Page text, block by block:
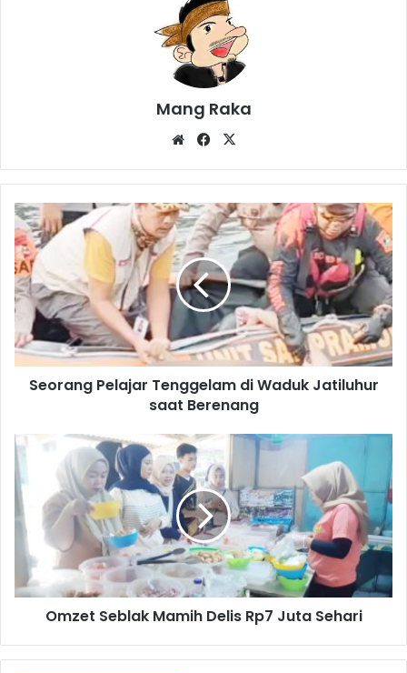
Mang Raka
WebsiteFacebook
Seorang
Pelajar
Tenggelam
di
Waduk
Jatiluhur
saat
Berenang
Seorang Pelajar Tenggelam di Waduk Jatiluhur
saat Berenang
Omzet
Seblak
Mamih
Delis
Rp7
Sehari
Omzet Seblak Mamih Delis Rp7 Juta Sehari